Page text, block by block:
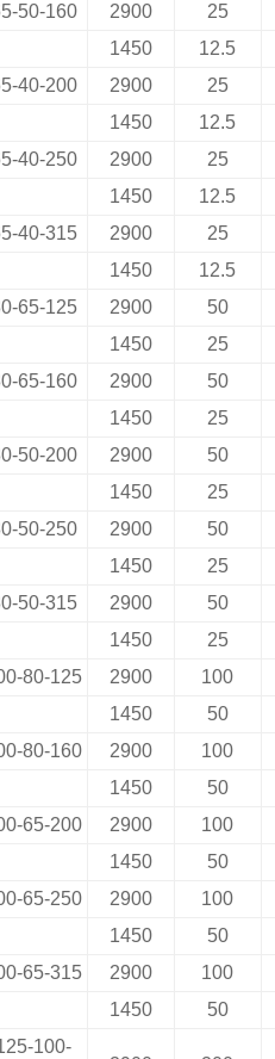
50-160
2900 25
1450
12.5
40-200
2900 25
1450
12.5
40-250
2900 25
1450
12.5
40-315
2900 25
1450
12.5
65-125
2900 50
1450
25
65-160
2900 50
1450
25
50-200
2900 50
1450
25
50-250
2900 50
1450
25
50-315
2900 50
1450
25
80-125
2900 100
1450
50
80-160
2900 100
1450
50
65-200
2900 100
1450
50
65-250
2900 100
1450
50
65-315
2900 100
1450
50
100-